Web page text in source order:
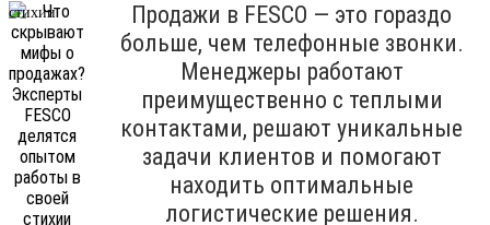
Продажи в FESCO — это гораздо
больше, чем телефонные звонки.
Менеджеры работают
преимущественно с теплыми
контактами, решают уникальные
задачи клиентов и помогают
находить оптимальные
логистические решения.